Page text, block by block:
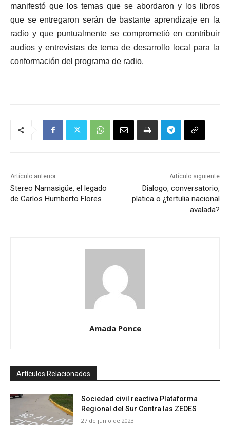
manifestó que los temas que se abordaron y los libros
que se entregaron serán de bastante aprendizaje en la
radio y que puntualmente se comprometió en contribuir
audios y entrevistas de tema de desarrollo local para la
conformación del programa de radio.
Artículo anterior
Stereo Namasigüe, el legado
de Carlos Humberto Flores
Artículo siguiente
Dialogo, conversatorio,
platica o ¿tertulia nacional
avalada?
Amada Ponce
Artículos Relacionados
Sociedad civil reactiva Plataforma
Regional del Sur Contra las ZEDES
27 de junio de 2023